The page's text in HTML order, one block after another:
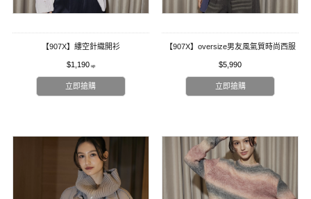
【907X】縷空針織開衫
$1,190
立即搶購
【907X】oversize男友風氣質時尚西服
$5,990
立即搶購